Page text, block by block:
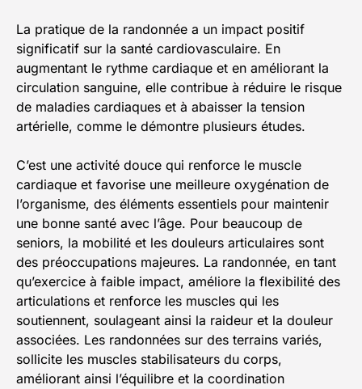
La pratique de la randonnée a un impact positif
significatif sur la santé cardiovasculaire. En
augmentant le rythme cardiaque et en améliorant la
circulation sanguine, elle contribue à réduire le risque
de maladies cardiaques et à abaisser la tension
artérielle, comme le démontre plusieurs études.
C’est une activité douce qui renforce le muscle
cardiaque et favorise une meilleure oxygénation de
l’organisme, des éléments essentiels pour maintenir
une bonne santé avec l’âge. Pour beaucoup de
seniors, la mobilité et les douleurs articulaires sont
des préoccupations majeures. La randonnée, en tant
qu’exercice à faible impact, améliore la flexibilité des
articulations et renforce les muscles qui les
soutiennent, soulageant ainsi la raideur et la douleur
associées. Les randonnées sur des terrains variés,
sollicite les muscles stabilisateurs du corps,
améliorant ainsi l’équilibre et la coordination